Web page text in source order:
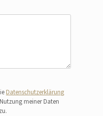
Datenschutzerklärung
meiner Daten